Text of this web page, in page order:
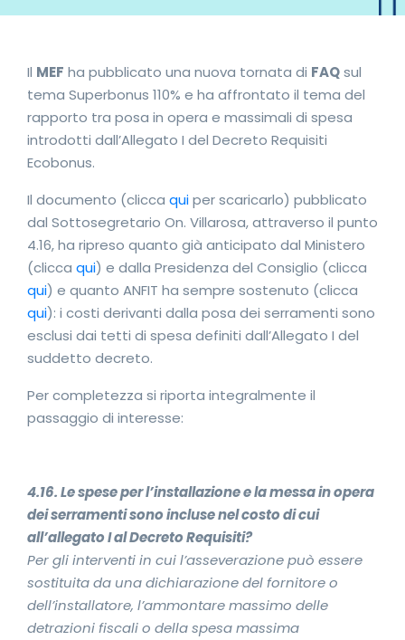
Il MEF ha pubblicato una nuova tornata di FAQsul
tema Superbonus 110% e ha affrontato il tema del
rapporto tra posa in opera e massimali di spesa
introdotti dall’Allegato I del Decreto Requisiti
Ecobonus.
Il documento (clicca quiper scaricarlo) pubblicato
dal Sottosegretario On. Villarosa, attraverso il punto
4.16, ha ripreso quanto già anticipato dal Ministero
(clicca qui) e dalla Presidenza del Consiglio (clicca
qui) e quanto ANFIT ha sempre sostenuto (clicca
qui): i costi derivanti dalla posa dei serramenti sono
esclusi dai tetti di spesa definiti dall’Allegato I del
suddetto decreto.
Per completezza si riporta integralmente il
passaggio di interesse:
4.16. Le spese per l’installazione e la messa in opera
dei serramenti sono incluse nel costo di cui
all’allegato I al Decreto Requisiti?
Per gli interventi in cui l’asseverazione può essere
sostituita da una dichiarazione del fornitore o
dell’installatore, l’ammontare massimo delle
detrazioni fiscali o della spesa massima